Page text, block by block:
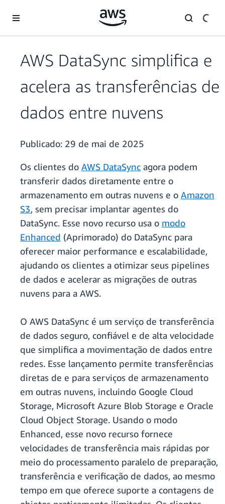
Pular para o conteúdo principal
AWS DataSync simplifica e
acelera as transferências de
dados entre nuvens
Publicado: 29 de mai de 2025
Os clientes do AWS DataSync agora podem
transferir dados diretamente entre o
armazenamento em outras nuvens e o Amazon
S3, sem precisar implantar agentes do
DataSync. Esse novo recurso usa o modo
Enhanced (Aprimorado) do DataSync para
oferecer maior performance e escalabilidade,
ajudando os clientes a otimizar seus pipelines
de dados e acelerar as migrações de outras
nuvens para a AWS.
O AWS DataSync é um serviço de transferência
de dados seguro, confiável e de alta velocidade
que simplifica a movimentação de dados entre
redes. Esse lançamento permite transferências
diretas de e para serviços de armazenamento
em outras nuvens, incluindo Google Cloud
Storage, Microsoft Azure Blob Storage e Oracle
Cloud Object Storage. Usando o modo
Enhanced, esse novo recurso fornece
velocidades de transferência mais rápidas por
meio do processamento paralelo de preparação,
transferência e verificação de dados, ao mesmo
tempo em que oferece suporte a contagens de